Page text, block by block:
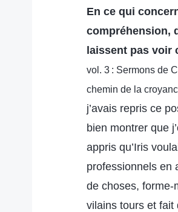
En ce qui
compréhension,
laissent pas voir
vol. 3 : Sermons de
chemin de la
j’avais repris ce
bien montrer que
appris qu’Iris
professionnels en
de choses, forme-
vilains tours et